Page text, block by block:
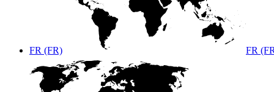
FR (FR) FR